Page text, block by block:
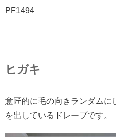
PF1494
ヒガキ
意匠的に毛の向きランダムに
を出しているドレープです。